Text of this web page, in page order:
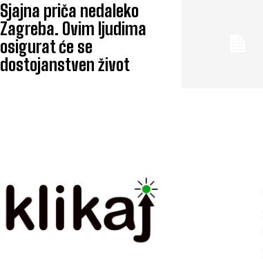
Sjajna priča nedaleko
Zagreba. Ovim ljudima
osigurat će se
dostojanstven život